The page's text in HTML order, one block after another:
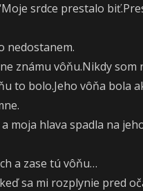
srdce prestalo
nedostanem.
známu vôňu.Nikdy som
to bolo.Jeho vôňa bola
moja hlava spadla na
a zase tú vôňu…
sa mi rozplynie pred